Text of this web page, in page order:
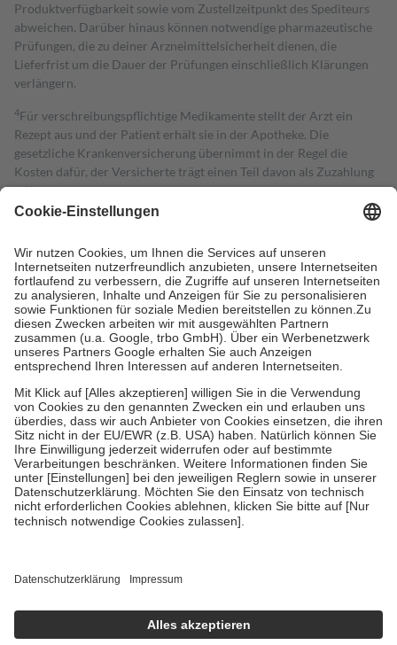
Produktverfügbarkeit sowie vom Zustellzeitpunkt des Spediteurs
abweichen. Darüber hinaus können notwendige pharmazeutische
Prüfungen, die zu deiner Arzneimittelsicherheit dienen, die
Lieferfrist um die Dauer der Prüfungen einschließlich Klärungen
verlängern.
4Für verschreibungspflichtige Medikamente stellt der Arzt ein
Rezept aus und der Patient erhält sie in der Apotheke. Die
gesetzliche Krankenversicherung übernimmt in der Regel die
Kosten dafür, der Versicherte trägt einen Teil davon als Zuzahlung
mit.
Grundsätzlich leisten Mitglieder Zuzahlungen in Höhe von zehn
höchstens zehn Euro.
Es sind jedoch nie mehr als die tatsächlichen
Kosten der Leistung zu entrichten.
Diese Regeln gelten grundsätzlich auch für Online-Apotheken.
Bei Heilmitteln und häuslicher Krankenpflege beträgt die
Zuzahlung zehn Prozent der Kosten sowie zehn Euro je
Verordnung.
Um das Engagement der Versicherten für ihre eigene Gesundheit zu
stärken und die besondere Stellung der Familie zu unterstützen,
fallenkeine Zuzahlungenan bei:
• Kindern und Jugendlichen bis zum vollendeten 18. Lebensjahr
mit Ausnahme der Fahrkosten
• Untersuchungen zur Vorsorge und Früherkennung, die von der
GKV getragen werden
• empfohlenen Schutzimpfungen
• Harn- und Blutteststreifen
getroffen, um sicherzustellen, dass es sich um echte Bewertungen
https://help.etrusted.com/hc/de/articles/4419944605341